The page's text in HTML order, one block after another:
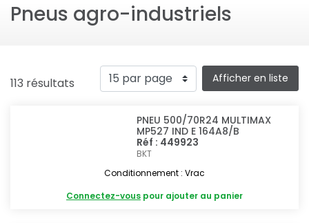
Pneus agro-industriels
113 résultats Afficher en liste
PNEU 500/70R24 MULTIMAX
MP527 IND E 164A8/B
Réf : 449923
BKT
Conditionnement : Vrac
Connectez-vous pour ajouter au panier